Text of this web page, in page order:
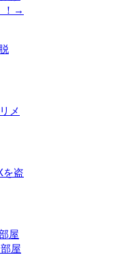
！→
メ
を盗
屋
屋